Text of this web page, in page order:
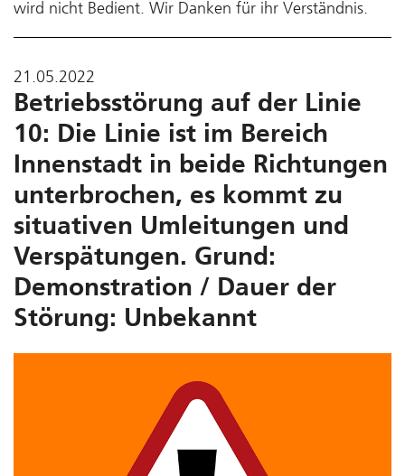
wird nicht Bedient. Wir Danken für ihr Verständnis.
21.05.2022
Betriebsstörung auf der Linie
10: Die Linie ist im Bereich
Innenstadt in beide Richtungen
unterbrochen, es kommt zu
situativen Umleitungen und
Verspätungen. Grund:
Demonstration / Dauer der
Störung: Unbekannt